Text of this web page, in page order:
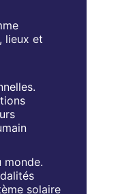
lieux et
monde.
solaire